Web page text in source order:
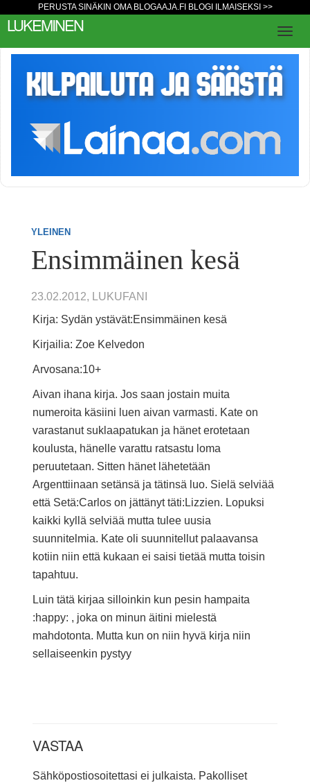
PERUSTA SINÄKIN OMA BLOGAAJA.FI BLOGI ILMAISEKSI >>
LUKEMINEN
YLEINEN
Ensimmäinen kesä
23.02.2012, LUKUFANI
Kirja: Sydän ystävät:Ensimmäinen kesä
Kirjailia: Zoe Kelvedon
Arvosana:10+
Aivan ihana kirja. Jos saan jostain muita
numeroita käsiini luen aivan varmasti. Kate on
varastanut suklaapatukan ja hänet erotetaan
koulusta, hänelle varattu ratsastu loma
peruutetaan. Sitten hänet lähetetään
Argenttiinaan setänsä ja tätinsä luo. Sielä selviää
että Setä:Carlos on jättänyt täti:Lizzien. Lopuksi
kaikki kyllä selviää mutta tulee uusia
suunnitelmia. Kate oli suunnitellut palaavansa
kotiin niin että kukaan ei saisi tietää mutta toisin
tapahtuu.
Luin tätä kirjaa silloinkin kun pesin hampaita
:happy: , joka on minun äitini mielestä
mahdotonta. Mutta kun on niin hyvä kirja niin
sellaiseenkin pystyy
VASTAA
Sähköpostiosoitettasi ei julkaista. Pakolliset